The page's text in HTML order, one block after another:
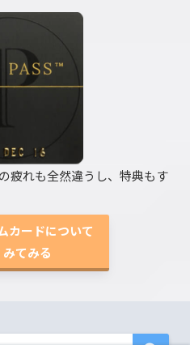
疲れも全然違うし、特典もす
カードについて
てみる